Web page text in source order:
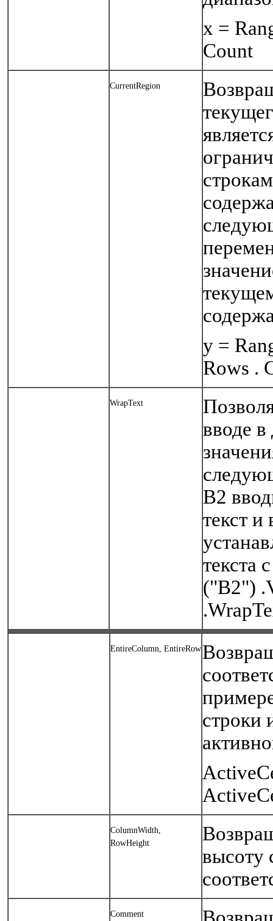
х =
Count
CurrentRegion
у =
Rows .
WrapText
вводе
В2
текст и
текста
("B2")
EntireColumn, EntireRow
строки
ColumnWidth,
RowHeight
высоту
Comment